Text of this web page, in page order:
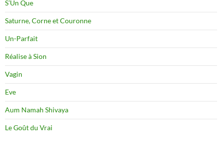
S’Un Que
Saturne, Corne et Couronne
Un-Parfait
Réalise à Sion
Vagin
Eve
Aum Namah Shivaya
Le Goût du Vrai